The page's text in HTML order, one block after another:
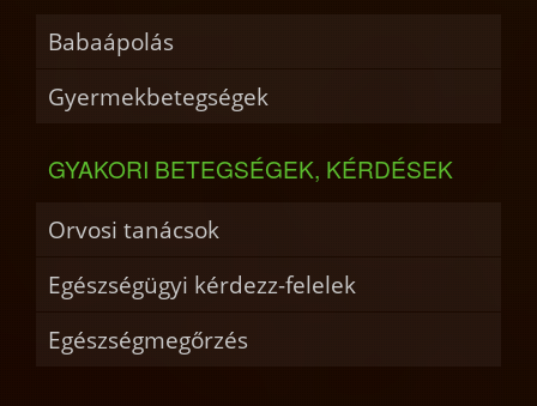
Babaápolás
Gyermekbetegségek
GYAKORI BETEGSÉGEK, KÉRDÉSEK
Orvosi tanácsok
Egészségügyi kérdezz-felelek
Egészségmegőrzés